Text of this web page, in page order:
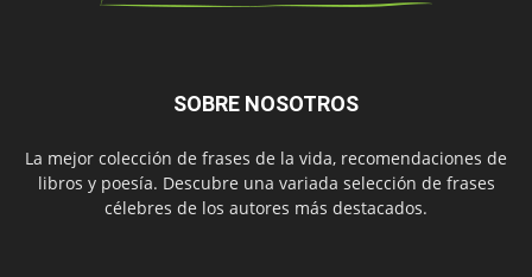
SOBRE NOSOTROS
La mejor colección de frases de la vida, recomendaciones de
libros y poesía. Descubre una variada selección de frases
célebres de los autores más destacados.